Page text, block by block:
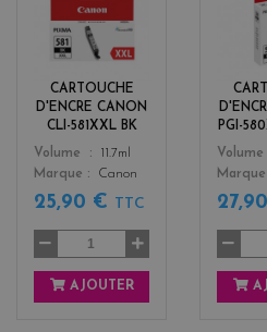
CARTOUCHE
D'ENCRE CANON
CLI-581XXL BK
Color
c
k
Volume
11.7ml
Marque
Canon
25,90 € TTC
AJOUTER
PGI-
Color
Volume
Marque